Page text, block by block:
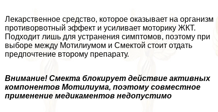
Лекарственное средство, которое оказывает на организм
противорвотный эффект и усиливает моторику ЖКТ.
Подходит лишь для устранения симптомов, поэтому при
выборе между Мотилиумом и Смектой стоит отдать
предпочтение второму препарату.
Внимание! Смекта блокирует действие активных
компонентов Мотилиума, поэтому совместное
применение медикаментов недопустимо